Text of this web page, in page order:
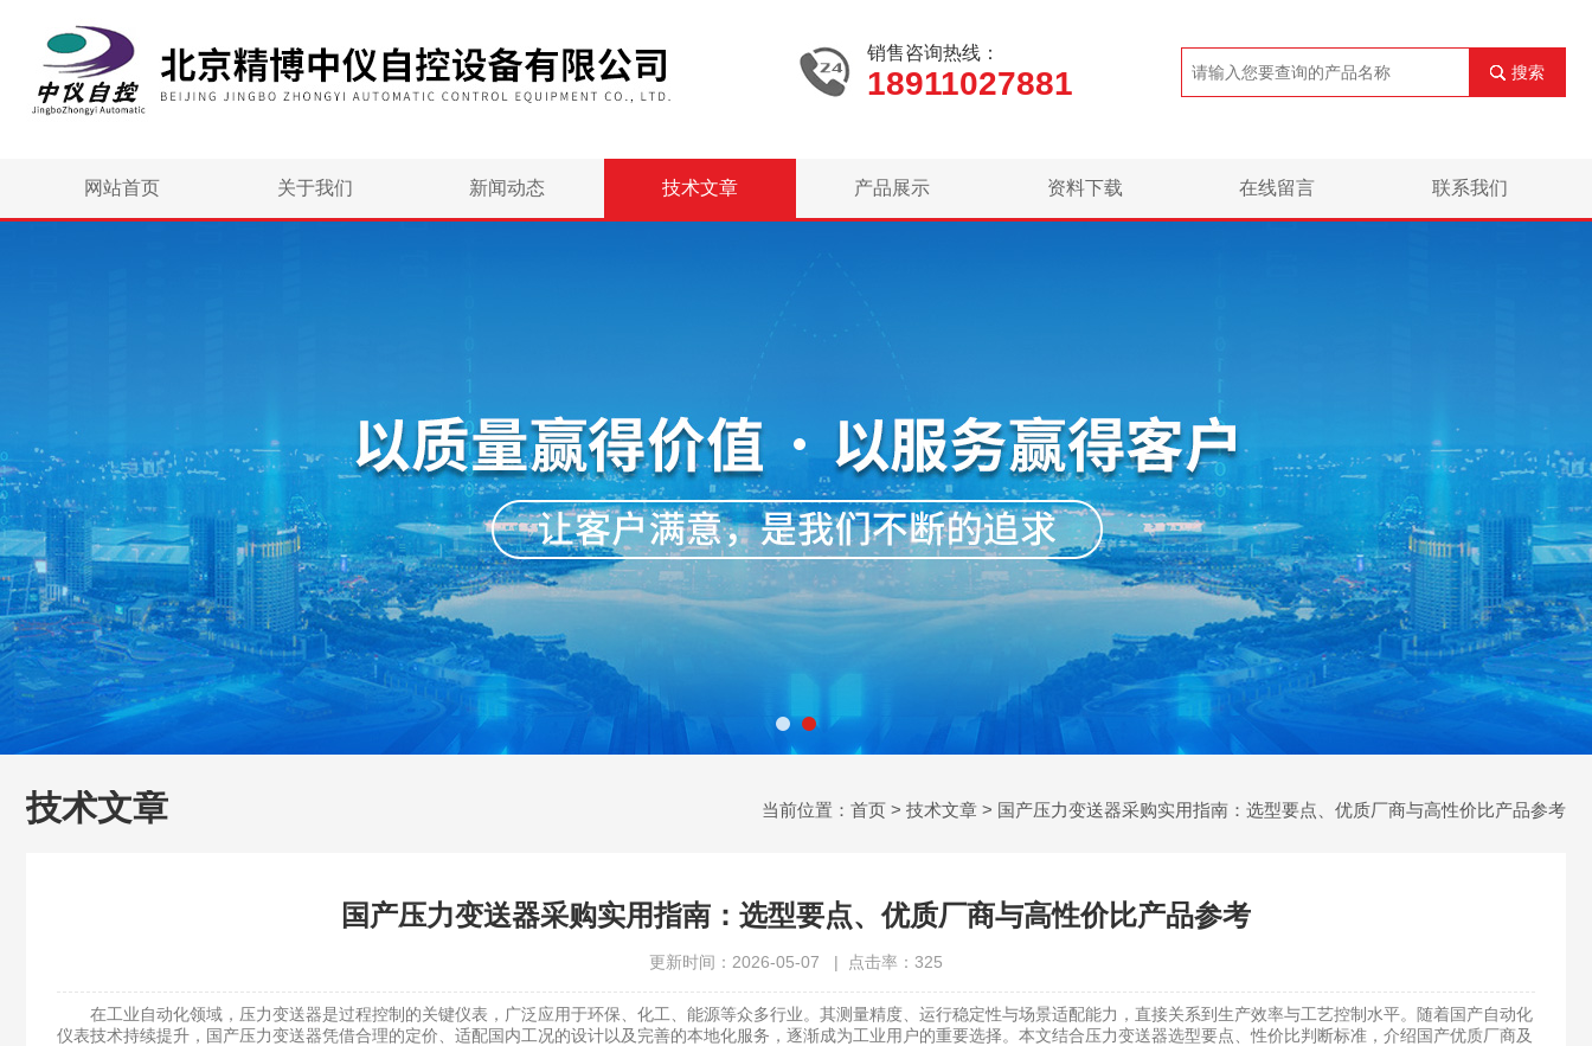
销售咨询热线：
18911027881 搜索
网站首页 关于我们 新闻动态 技术文章 产品展示 资料下载 在线留言 联系我们
技术文章 当前位置： 首页 > 技术文章 > 国产压力变送器采购实用指南：选型要点、优质厂商与高性价比产品参考
国产压力变送器采购实用指南：选型要点、优质厂商与高性价比产品参考
更新时间：2026-05-07 | 点击率：325
在工业自动化领域，压力变送器是过程控制的关键仪表，广泛应用于环保、化工、能源等众多行业。其测量精度、运行稳定性与场景适配能力，直接关系到生产效率与工艺控制水平。随着国产自动化
仪表技术持续提升，国产压力变送器凭借合理的定价、适配国内工况的设计以及完善的本地化服务，逐渐成为工业用户的重要选择。本文结合压力变送器选型要点、性价比判断标准，介绍国产优质厂商及